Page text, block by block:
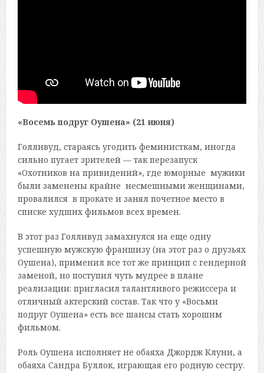
«Восемь подруг Оушена» (21 июня)
Голливуд, стараясь угодить феминисткам, иногда
сильно пугает зрителей — так перезапуск
«Охотников на привидений», где юморные мужики
были заменены крайне несмешными женщинами,
провалился в прокате и занял почетное место в
списке худших фильмов всех времен.
В этот раз Голливуд замахнулся на еще одну
успешную мужскую франшизу (на этот раз о друзьях
Оушена), применил все тот же принцип с гендерной
заменой, но поступил чуть мудрее в плане
реализации: пригласил талантливого режиссера и
отличный актерский состав. Так что у «Восьми
подруг Оушена» есть все шансы стать хорошим
фильмом.
Роль Оушена исполняет не обаяха Джордж Клуни, а
обаяха Сандра Буллок, играющая его родную сестру.